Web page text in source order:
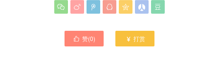
      
 赞(0)  打赏